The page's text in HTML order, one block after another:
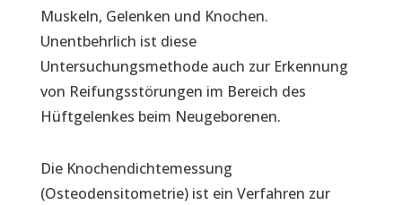
Muskeln, Gelenken und Knochen.
Unentbehrlich ist diese
Untersuchungsmethode auch zur Erkennung
von Reifungsstörungen im Bereich des
Hüftgelenkes beim Neugeborenen.
Die Knochendichtemessung
(Osteodensitometrie) ist ein Verfahren zur